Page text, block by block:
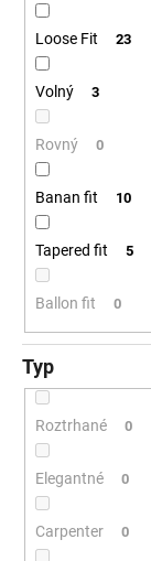
Loose Fit 23
Volný 3
Rovný 0
Banan fit 10
Tapered fit 5
Ballon fit 0
Typ
Roztrhané 0
Elegantné 0
Carpenter 0